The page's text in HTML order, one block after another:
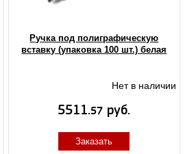
Ручка под полиграфическую
вставку (упаковка 100 шт.) белая
Нет в наличии
5511.57 руб.
Заказать